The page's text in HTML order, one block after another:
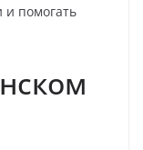
и помогать